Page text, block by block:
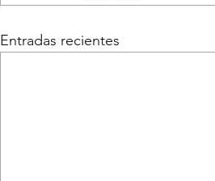
Entradas recientes